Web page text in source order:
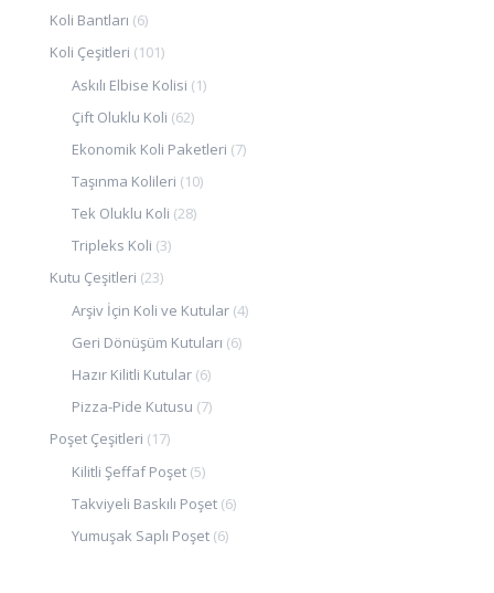
Koli Bantları (6)
Koli Çeşitleri (101)
Askılı Elbise Kolisi (1)
Çift Oluklu Koli (62)
Ekonomik Koli Paketleri (7)
Taşınma Kolileri (10)
Tek Oluklu Koli (28)
Tripleks Koli (3)
Kutu Çeşitleri (23)
Arşiv İçin Koli ve Kutular (4)
Geri Dönüşüm Kutuları (6)
Hazır Kilitli Kutular (6)
Pizza-Pide Kutusu (7)
Poşet Çeşitleri (17)
Kilitli Şeffaf Poşet (5)
Takviyeli Baskılı Poşet (6)
Yumuşak Saplı Poşet (6)